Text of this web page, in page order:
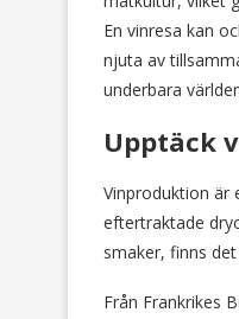
En vinresa kan
njuta av
underbara
Upptäck
Vinproduktion är
eftertraktade
smaker, finns
Från Frankrikes